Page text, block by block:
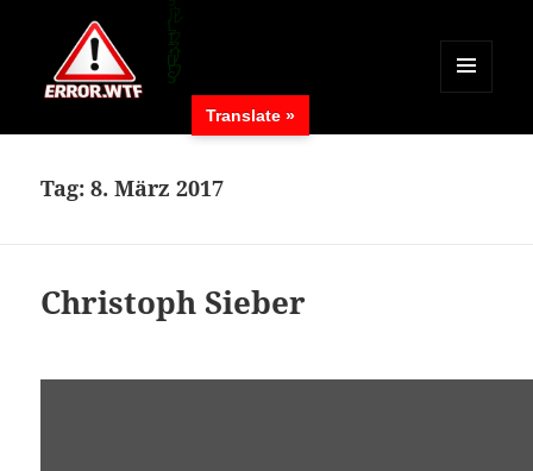
MENÜ
WIDGETS
Tag:8. März 2017
Christoph Sieber
Translate »